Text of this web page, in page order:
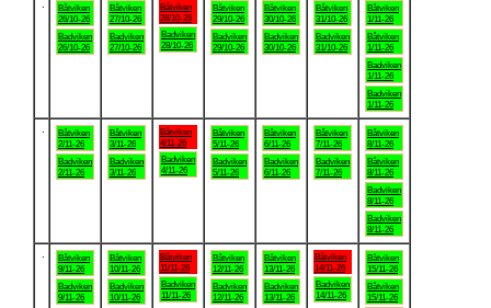
Båtviken
26/10-26
Badviken
26/10-26
Båtviken
27/10-26
Badviken
27/10-26
Båtviken
28/10-26
Badviken
28/10-26
Båtviken
29/10-26
Badviken
29/10-26
Båtviken
30/10-26
Badviken
30/10-26
Båtviken
31/10-26
Badviken
31/10-26
Båtviken
1/11-26
Båtviken
1/11-26
Badviken
1/11-26
Badviken
1/11-26
Båtviken
2/11-26
Badviken
2/11-26
Båtviken
3/11-26
Badviken
3/11-26
Båtviken
4/11-26
Badviken
4/11-26
Båtviken
5/11-26
Badviken
5/11-26
Båtviken
6/11-26
Badviken
6/11-26
Båtviken
7/11-26
Badviken
7/11-26
Båtviken
8/11-26
Båtviken
8/11-26
Badviken
8/11-26
Badviken
8/11-26
Båtviken
9/11-26
Badviken
9/11-26
Båtviken
10/11-26
Badviken
10/11-26
Båtviken
11/11-26
Badviken
11/11-26
Båtviken
12/11-26
Badviken
12/11-26
Båtviken
13/11-26
Badviken
13/11-26
Båtviken
14/11-26
Badviken
14/11-26
Båtviken
15/11-26
Båtviken
15/11-26